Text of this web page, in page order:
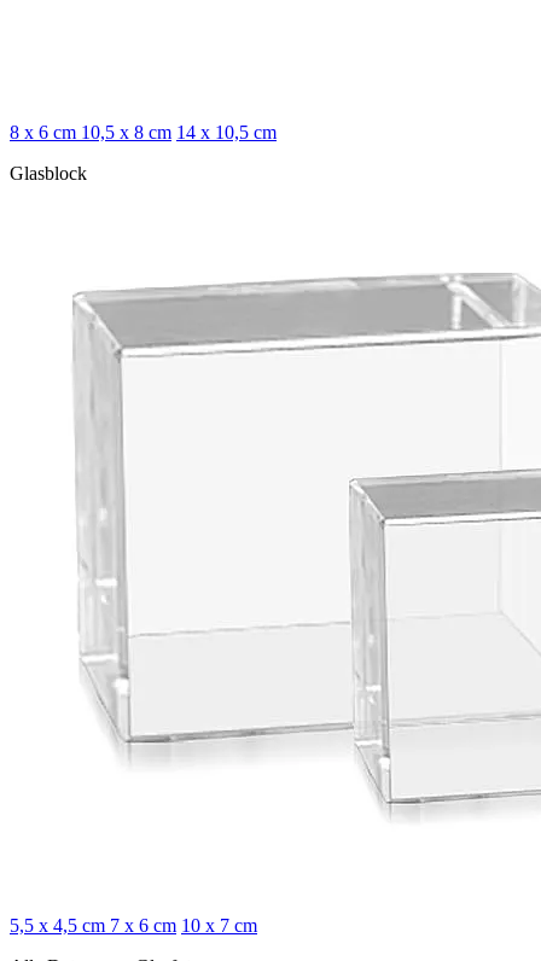
8 x 6 cm 10,5 x 8 cm 14 x 10,5 cm
Glasblock
5,5 x 4,5 cm 7 x 6 cm 10 x 7 cm